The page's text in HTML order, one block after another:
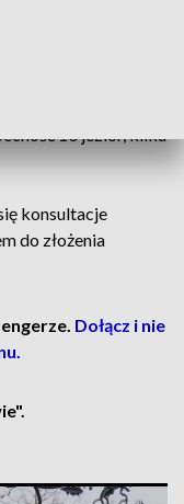
10 jezior, kilku
konsultacje
do złożenia
Dołącz i nie